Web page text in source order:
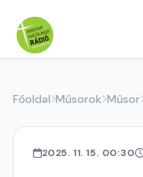
Főoldal Műsorok Műsor
2025. 11. 15. 00:30